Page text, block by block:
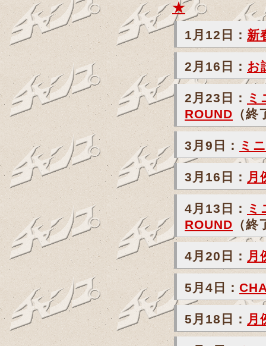
★
1月12日： 新
2月16日： お
2月23日：
ROUND （終
3月9日： ミ
3月16日： 月
4月13日：
ROUND （終
4月20日： 月
5月4日：
5月18日： 月